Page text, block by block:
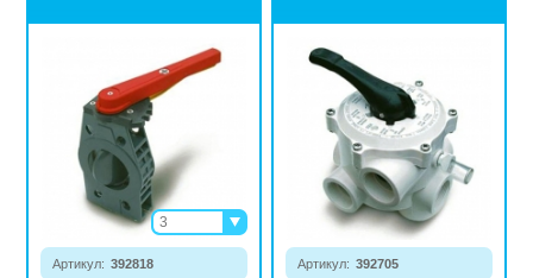
Артикул: 392818
3
4
Артикул: 392705